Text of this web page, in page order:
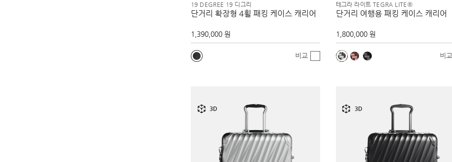
19 DEGREE 19 디그리
단거리 확장형 4휠 패킹 케이스 캐리어
1,390,000 원
비교
테그라 라이트 TEGRA LITE®
단거리 여행용 패킹 케이스 캐리어
1,800,000 원
비교
3D 3D